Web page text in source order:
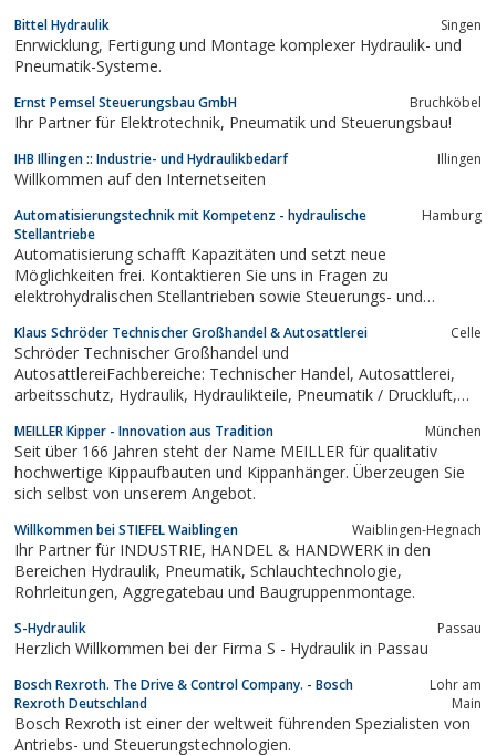
public transport, Autoaufzüge, Reifenaufzüge, Blechverarbeitung,
Hydraulische Lösungen...
Bittel Hydraulik Singen
Enrwicklung, Fertigung und Montage komplexer Hydraulik- und
Pneumatik-Systeme.
Ernst Pemsel Steuerungsbau GmbH Bruchköbel
Ihr Partner für Elektrotechnik, Pneumatik und Steuerungsbau!
IHB Illingen :: Industrie- und Hydraulikbedarf Illingen
Willkommen auf den Internetseiten
Automatisierungstechnik mit Kompetenz - hydraulische
Stellantriebe
Hamburg
Automatisierung schafft Kapazitäten und setzt neue
Möglichkeiten frei. Kontaktieren Sie uns in Fragen zu
elektrohydralischen Stellantrieben sowie Steuerungs- und
Klaus Schröder Technischer Großhandel & Autosattlerei Celle
Schröder Technischer Großhandel und
AutosattlereiFachbereiche: Technischer Handel, Autosattlerei,
arbeitsschutz, Hydraulik, Hydraulikteile, Pneumatik / Druckluft,
MEILLER Kipper - Innovation aus Tradition München
Seit über 166 Jahren steht der Name MEILLER für qualitativ
hochwertige Kippaufbauten und Kippanhänger. Überzeugen Sie
sich selbst von unserem Angebot.
Willkommen bei STIEFEL Waiblingen Waiblingen-Hegnach
Ihr Partner für INDUSTRIE, HANDEL & HANDWERK in den
Bereichen Hydraulik, Pneumatik, Schlauchtechnologie,
Rohrleitungen, Aggregatebau und Baugruppenmontage.
S-Hydraulik Passau
Herzlich Willkommen bei der Firma S - Hydraulik in Passau
Bosch Rexroth. The Drive & Control Company. - Bosch
Rexroth Deutschland
Lohr am
Main
Bosch Rexroth ist einer der weltweit führenden Spezialisten von
Antriebs- und Steuerungstechnologien.